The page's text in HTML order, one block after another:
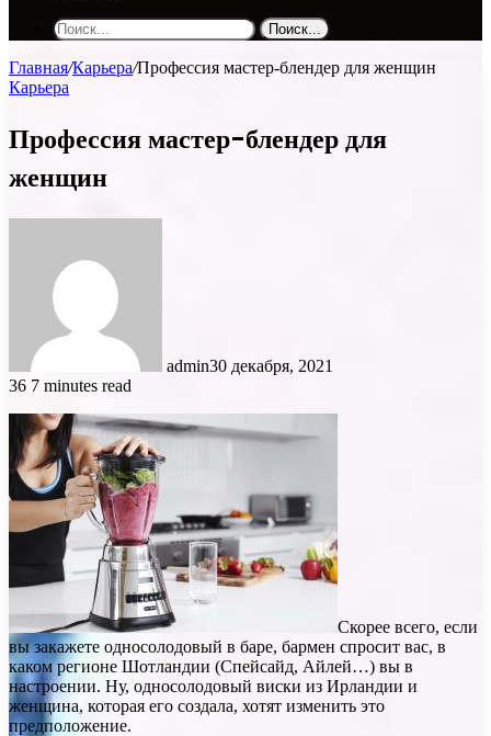
Поиск...
Главная/Карьера/Профессия мастер-блендер для женщин
Карьера
Профессия мастер-блендер для
женщин
admin30 декабря, 2021
36 7 minutes read
Скорее всего, если
вы закажете односолодовый в баре, бармен спросит вас, в
каком регионе Шотландии (Спейсайд, Айлей…) вы в
настроении. Ну, односолодовый виски из Ирландии и
женщина, которая его создала, хотят изменить это
предположение.